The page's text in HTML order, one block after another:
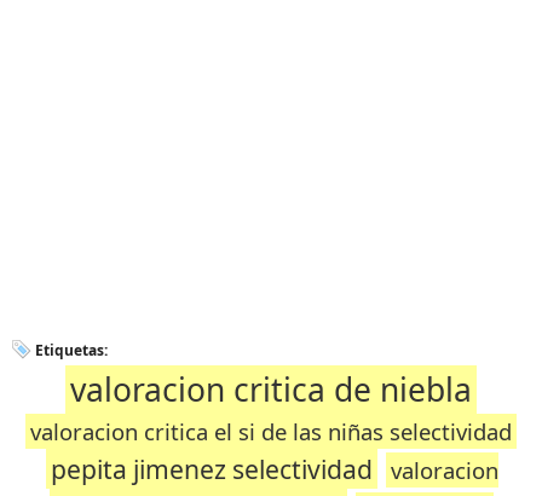
Etiquetas:
valoracion critica de niebla
valoracion critica el si de las niñas selectividad
pepita jimenez selectividad
valoracion